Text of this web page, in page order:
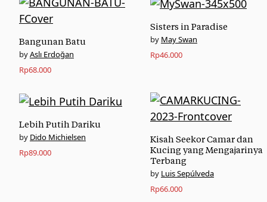
Bangunan Batu
Aslı Erdoğan
Rp68.000
Sisters in Paradise
May Swan
Rp46.000
Lebih Putih Dariku
Dido Michielsen
Rp89.000
Kisah Seekor Camar dan
Kucing yang Mengajarinya
Terbang
Luis Sepúlveda
Rp66.000